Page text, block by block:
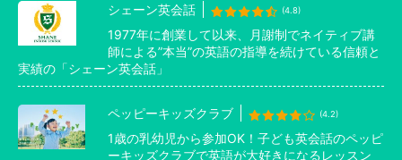
シェーン英会話 (4.8)
1977年に創業して以来、月謝制でネイティブ講
師による”本当”の英語の指導を続けている信頼と
実績の「シェーン英会話」
ペッピーキッズクラブ (4.2)
1歳の乳幼児から参加OK！子ども英会話のペッピ
ーキッズクラブで英語が大好きになるレッスン